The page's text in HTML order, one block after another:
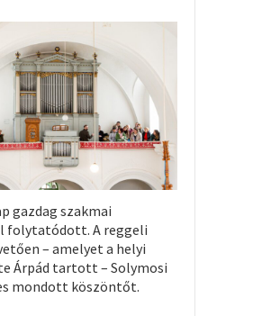
gazdag szakmai
folytatódott. A reggeli
– amelyet a helyi
Árpád tartott – Solymosi
mondott köszöntőt.